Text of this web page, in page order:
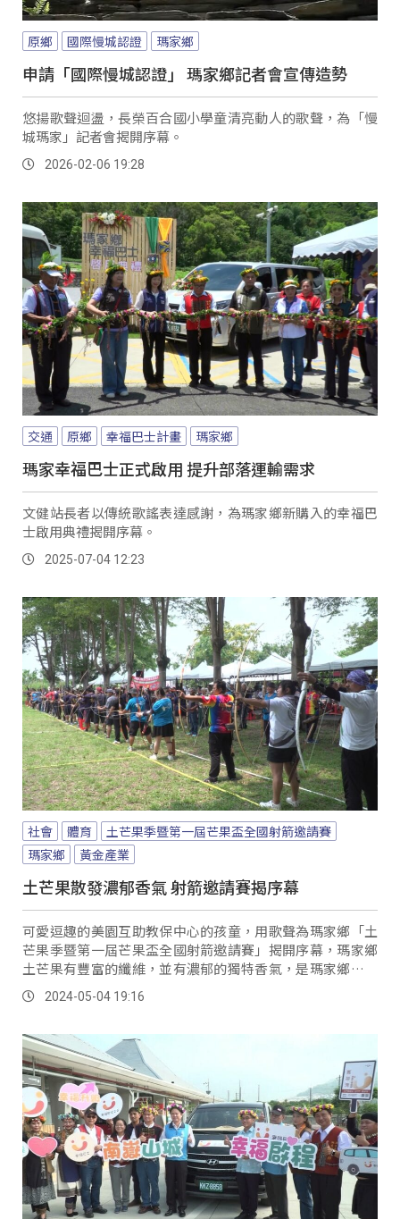
原鄉 國際慢城認證 瑪家鄉
申請「國際慢城認證」 瑪家鄉記者會宣傳造勢
悠揚歌聲迴盪，長榮百合國小學童清亮動人的歌聲，為「慢
城瑪家」記者會揭開序幕。
2026-02-06 19:28
交通 原鄉 幸福巴士計畫 瑪家鄉
瑪家幸福巴士正式啟用 提升部落運輸需求
文健站長者以傳統歌謠表達感謝，為瑪家鄉新購入的幸福巴
士啟用典禮揭開序幕。
2025-07-04 12:23
社會 體育
土芒果季暨第一屆芒果盃全國射箭邀請賽
瑪家鄉
黃金產業
土芒果散發濃郁香氣 射箭邀請賽揭序幕
可愛逗趣的美園互助教保中心的孩童，用歌聲為瑪家鄉「土
芒果季暨第一屆芒果盃全國射箭邀請賽」揭開序幕，瑪家鄉
土芒果有豐富的纖維，並有濃郁的獨特香氣，是瑪家鄉內特
殊的「黃金產業」，趁著舉辦土芒果季，許多遊客慕名而
來。2024-05-04 19:16